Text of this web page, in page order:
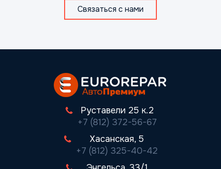
Связаться с нами
Руставели 25 к.2
+7 (812) 372-56-67
Хасанская, 5
+7 (812) 325-40-42